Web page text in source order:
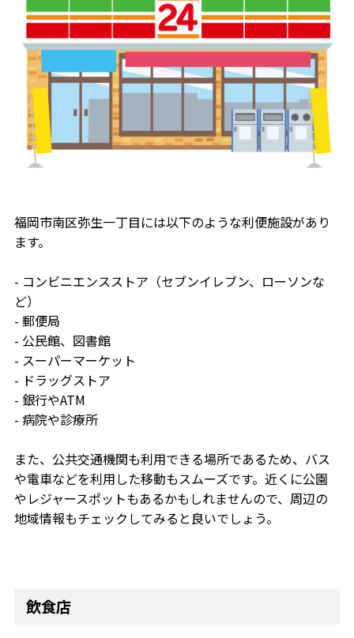
福岡市南区弥生一丁目には以下のような利便施設があり
ます。
- コンビニエンスストア（セブンイレブン、ローソンな
ど）
- 郵便局
- 公民館、図書館
- スーパーマーケット
- ドラッグストア
- 銀行やATM
- 病院や診療所
また、公共交通機関も利用できる場所であるため、バス
や電車などを利用した移動もスムーズです。近くに公園
やレジャースポットもあるかもしれませんので、周辺の
地域情報もチェックしてみると良いでしょう。
飲食店